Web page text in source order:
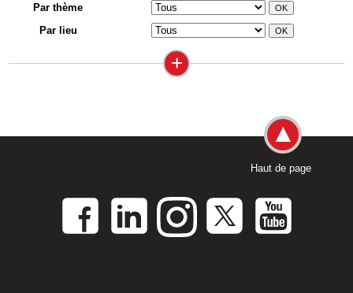
Par thème
Par lieu
+
Haut de page